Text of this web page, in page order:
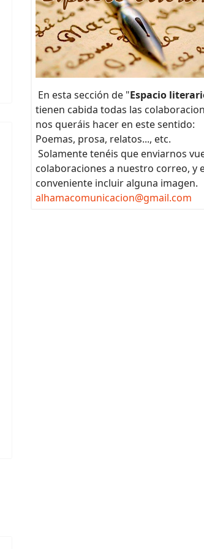
En esta sección de "Espacio
tienen cabida todas las
nos queráis hacer en este sentido:
Poemas, prosa, relatos..., etc.
Solamente tenéis que enviarnos
colaboraciones a nuestro correo, y
conveniente incluir alguna imagen.
alhamacomunicacion@gmail.com